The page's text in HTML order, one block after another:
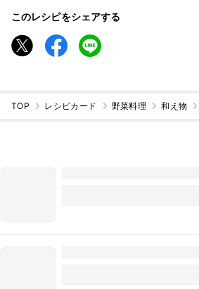
このレシピをシェアする
TOP レシピカード 野菜料理 和え物